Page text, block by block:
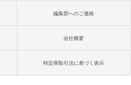
編集部へのご連絡
会社概要
特定商取引法に基づく表示